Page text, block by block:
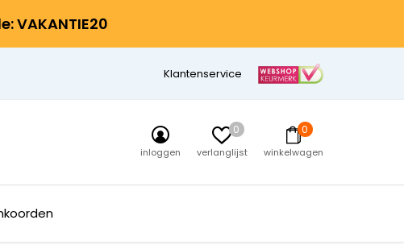
VAKANTIE20
Klantenservice
inloggen
0
verlanglijst
0
winkelwagen